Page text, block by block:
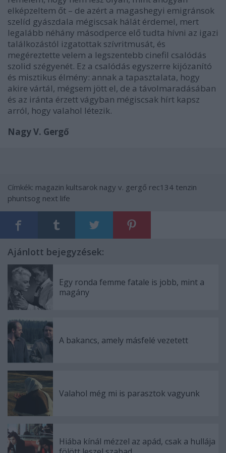
elképzeltem őt – de azért a magashegyi emigránsok
szelíd gyászdala mégiscsak hálát érdemel, mert
legalább néhány másodperce elő tudta hívni az igazi
találkozástól izgatottak szívritmusát, és
megéreztette velem a legszentebb cinefil csalódás
szolid szégyenét. Ez a csalódás egyszerre kijózanító
és misztikus élmény: annak a tapasztalata, hogy
akire vártál, mégsem jött el, de a távolmaradásában
és az iránta érzett vágyban mégiscsak hírt kapsz
arról, hogy valahol létezik.
Nagy V. Gergő
Címkék: magazin kultsarok nagy v. gergő rec134 tenzin
phuntsog next life
Ajánlott bejegyzések:
Egy ronda femme fatale is jobb, mint a
magány
A bakancs, amely másfelé vezetett
Valahol még mi is parasztok vagyunk
Hiába kínál mézzel az apád, csak a hullája